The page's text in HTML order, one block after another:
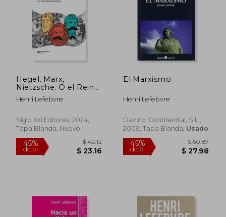
45% 45%
Hegel, Marx,
Nietzsche. O el Reino
de las Sombras
Henri Lefebvre
Siglo Xxi Editores, 2024,
Tapa Blanda, Nuevo
El Marxismo
Henri Lefebvre
Davinci Continental, S.L.,
2009, Tapa Blanda, Usado